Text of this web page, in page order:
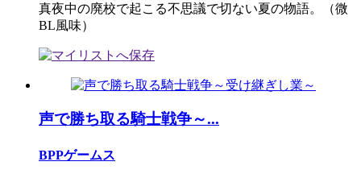
真夜中の廃校で起こる不思議で切ない夏の物語。（微
BL風味）
声で勝ち取る騎士戦争～...
BPPゲームス